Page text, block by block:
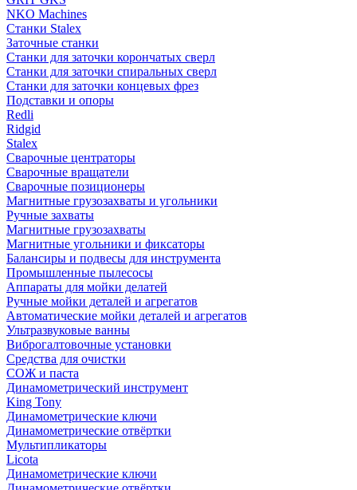
NKO Machines
Станки Stalex
Заточные станки
Станки для заточки корончатых сверл
Станки для заточки спиральных сверл
Станки для заточки концевых фрез
Подставки и опоры
Redli
Ridgid
Stalex
Сварочные центраторы
Сварочные вращатели
Сварочные позиционеры
Магнитные грузозахваты и угольники
Ручные захваты
Магнитные грузозахваты
Магнитные угольники и фиксаторы
Балансиры и подвесы для инструмента
Промышленные пылесосы
Аппараты для мойки делатей
Ручные мойки деталей и агрегатов
Автоматические мойки деталей и агрегатов
Ультразвуковые ванны
Виброгалтовочные установки
Средства для очистки
СОЖ и паста
Динамометрический инструмент
King Tony
Динамометрические ключи
Динамометрические отвёртки
Мультипликаторы
Licota
Динамометрические ключи